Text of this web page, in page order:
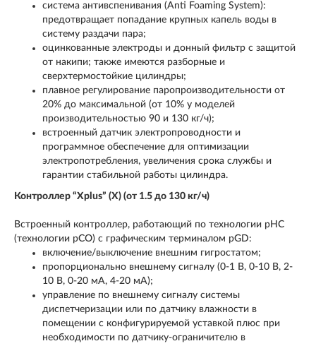
система антивспенивания (Anti Foaming System):
предотвращает попадание крупных капель воды в
систему раздачи пара;
оцинкованные электроды и донный фильтр с защитой
от накипи; также имеются разборные и
сверхтермостойкие цилиндры;
плавное регулирование паропроизводительности от
20% до максимальной (от 10% у моделей
производительностью 90 и 130 кг/ч);
встроенный датчик электропроводности и
программное обеспечение для оптимизации
электропотребления, увеличения срока службы и
гарантии стабильной работы цилиндра.
Контроллер “Xplus” (X) (от 1.5 до 130 кг/ч)
Встроенный контроллер, работающий по технологии pHC
(технологии pCO) с графическим терминалом pGD:
включение/выключение внешним гигростатом;
пропорционально внешнему сигналу (0-1 В, 0-10 В, 2-
10 В, 0-20 мА, 4-20 мА);
управление по внешнему сигналу системы
диспетчеризации или по датчику влажности в
помещении с конфигурируемой уставкой плюс при
необходимости по датчику-ограничителю в